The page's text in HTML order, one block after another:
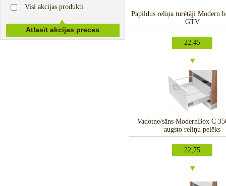
Visi akcijas produkti
Papildus reliņa turētāji Modern
GTV
22,45
Vadotne/sāns ModernBox C
augsto reliņu pelēks
22,75